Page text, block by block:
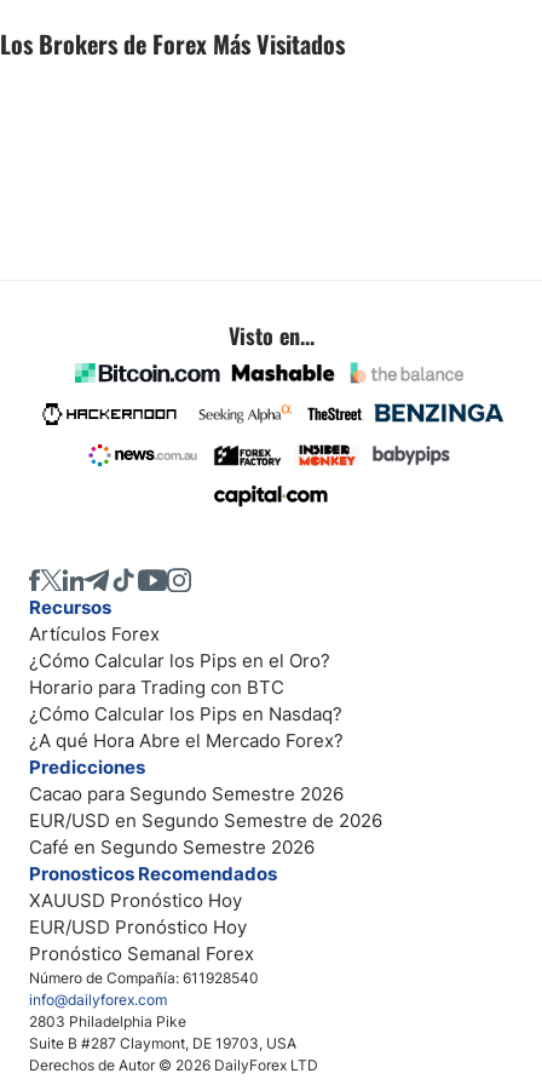
Los Brokers de Forex Más Visitados
Visto en...
Número de Compañía: 611928540
info@dailyforex.com
2803 Philadelphia Pike
Suite B #287 Claymont, DE 19703, USA
Derechos de Autor © 2026 DailyForex LTD
Recursos
Artículos Forex
¿Cómo Calcular los Pips en el Oro?
Horario para Trading con BTC
¿Cómo Calcular los Pips en Nasdaq?
¿A qué Hora Abre el Mercado Forex?
Predicciones
Cacao para Segundo Semestre 2026
EUR/USD en Segundo Semestre de 2026
Café en Segundo Semestre 2026
Pronosticos Recomendados
XAUUSD Pronóstico Hoy
EUR/USD Pronóstico Hoy
Pronóstico Semanal Forex